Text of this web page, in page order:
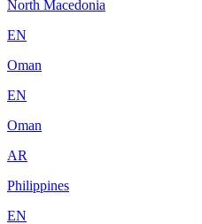
North Macedonia
EN
Oman
EN
Oman
AR
Philippines
EN